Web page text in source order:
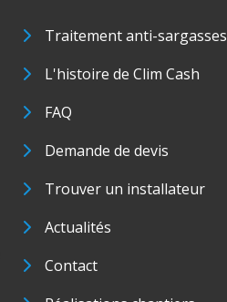
Traitement anti-sargasses
L'histoire de Clim Cash
FAQ
Demande de devis
Trouver un installateur
Actualités
Contact